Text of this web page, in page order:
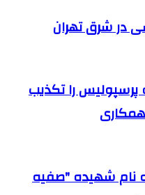
در شرق تهران
را تکذیب
نام شهیده "صفیه